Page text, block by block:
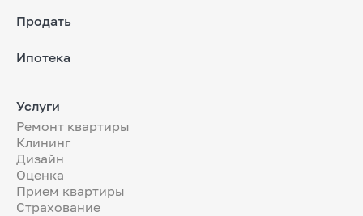
Продать
Ипотека
Услуги
Ремонт квартиры
Клининг
Дизайн
Оценка
Прием квартиры
Страхование